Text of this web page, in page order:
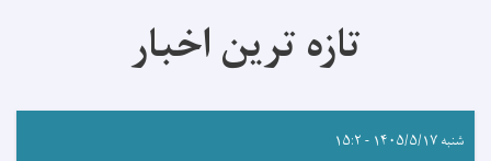
تازه ترین اخبار
شنبه ۱۴۰۵/۵/۱۷ - ۱۵:۲